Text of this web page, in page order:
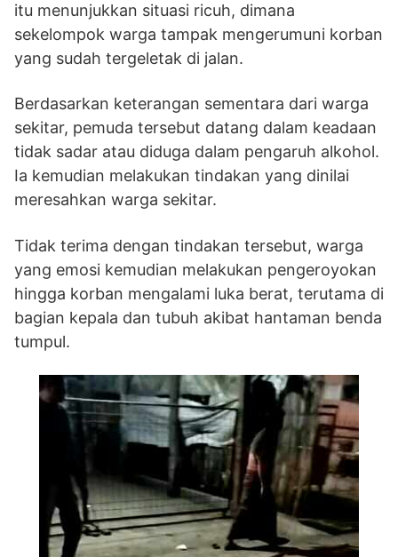
itu menunjukkan situasi ricuh, dimana
sekelompok warga tampak mengerumuni korban
yang sudah tergeletak di jalan.
Berdasarkan keterangan sementara dari warga
sekitar, pemuda tersebut datang dalam keadaan
tidak sadar atau diduga dalam pengaruh alkohol.
Ia kemudian melakukan tindakan yang dinilai
meresahkan warga sekitar.
Tidak terima dengan tindakan tersebut, warga
yang emosi kemudian melakukan pengeroyokan
hingga korban mengalami luka berat, terutama di
bagian kepala dan tubuh akibat hantaman benda
tumpul.